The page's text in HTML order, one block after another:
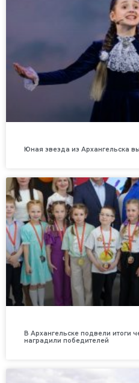
Юная звезда из Архангельска
В Архангельске подвели итоги
наградили победителей